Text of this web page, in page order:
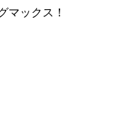
マックス！